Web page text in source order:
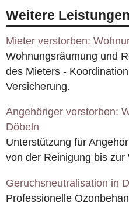
Weitere
Mieter verstorben:
Wohnungsräumung und
des Mieters -
Versicherung.
Angehöriger verstorben:
Döbeln
Unterstützung für
von der Reinigung bis zur
Geruchsneutralisation in
Professionelle